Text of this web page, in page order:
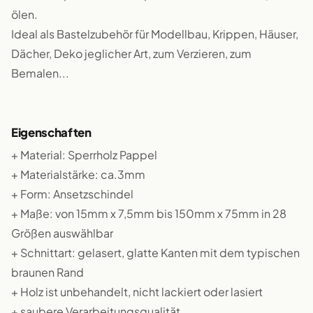
ölen.
Ideal als Bastelzubehör für Modellbau, Krippen, Häuser,
Dächer, Deko jeglicher Art, zum Verzieren, zum
Bemalen...
Eigenschaften
+ Material: Sperrholz Pappel
+ Materialstärke: ca.3mm
+ Form: Ansetzschindel
+ Maße: von 15mm x 7,5mm bis 150mm x 75mm in 28
Größen auswählbar
+ Schnittart: gelasert, glatte Kanten mit dem typischen
braunen Rand
+ Holz ist unbehandelt, nicht lackiert oder lasiert